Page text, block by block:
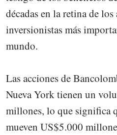
décadas en la retina de los
inversionistas más
mundo.
Las acciones de
Nueva York tienen un
millones, lo que significa
mueven US$5.000